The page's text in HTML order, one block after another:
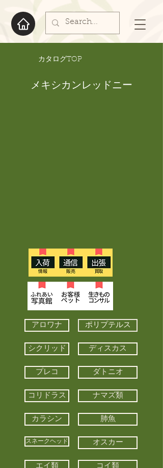
​カタログTOP
メキシカンレッドニー
アロワナ ポリプテルス
シクリッド ディスカス
プレコ ダトニオ
コリドラス ナマズ類
カラシン 肺魚
スネークヘッド オスカー
エイ類 コイ類